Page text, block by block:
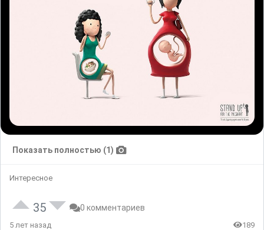
Показать полностью (1)
Интересное
35 0 комментариев
5 лет назад 189